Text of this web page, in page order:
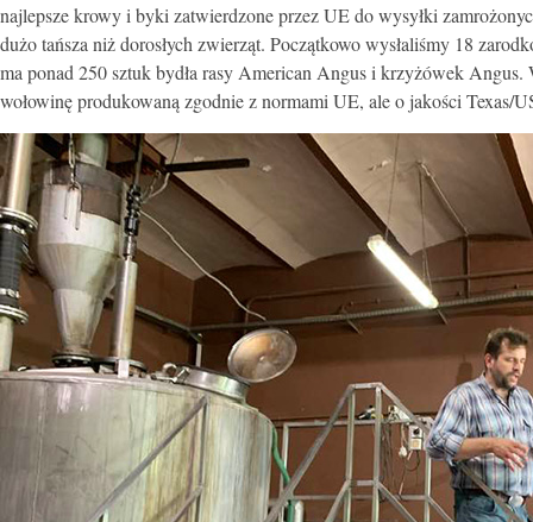
najlepsze krowy i byki zatwierdzone przez UE do wysyłki
dużo tańsza niż dorosłych zwierząt. Początkowo wysłaliśmy 18
ma ponad 250 sztuk bydła rasy American Angus i krzyżówek
wołowinę produkowaną zgodnie z normami UE, ale o jakości Texas/